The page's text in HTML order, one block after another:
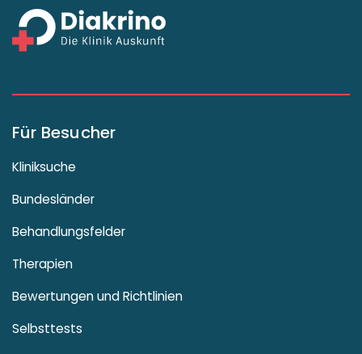
Für Besucher
Kliniksuche
Bundesländer
Behandlungsfelder
Therapien
Bewertungen und Richtlinien
Selbsttests